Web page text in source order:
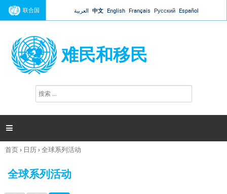
Jump to navigation
联合国 العربية 中文 English Français Русский Español
难民和移民
搜
索

你
这
首页› 日历›全球系列活动
全球系列活动